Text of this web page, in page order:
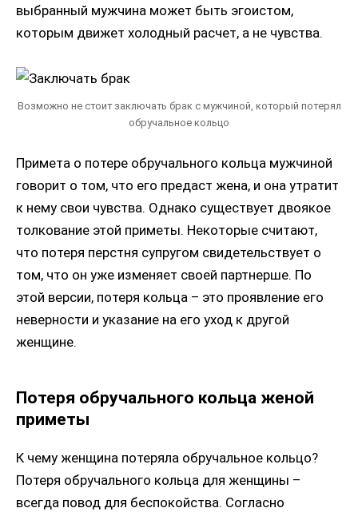
выбранный мужчина может быть эгоистом,
которым движет холодный расчет, а не чувства.
Возможно не стоит заключать брак с мужчиной, который потерял
обручальное кольцо
Примета о потере обручального кольца мужчиной
говорит о том, что его предаст жена, и она утратит
к нему свои чувства. Однако существует двоякое
толкование этой приметы. Некоторые считают,
что потеря перстня супругом свидетельствует о
том, что он уже изменяет своей партнерше. По
этой версии, потеря кольца – это проявление его
неверности и указание на его уход к другой
женщине.
Потеря обручального кольца женой
приметы
К чему женщина потеряла обручальное кольцо?
Потеря обручального кольца для женщины –
всегда повод для беспокойства. Согласно